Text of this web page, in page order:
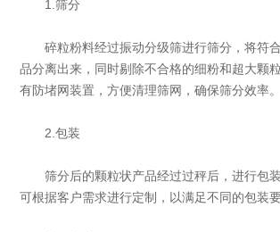
1.筛分
碎粒粉料经过振动分级筛进行筛分，将符
品分离出来，同时剔除不合格的细粉和超大颗
有防堵网装置，方便清理筛网，确保筛分效率。
2.包装
筛分后的颗粒状产品经过过秤后，进行包
可根据客户需求进行定制，以满足不同的包装要